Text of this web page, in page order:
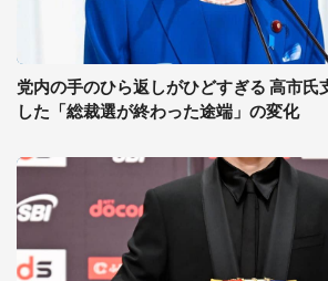
党内の手のひら返しがひどすぎる 高市氏
した「総裁選が終わった途端」の変化